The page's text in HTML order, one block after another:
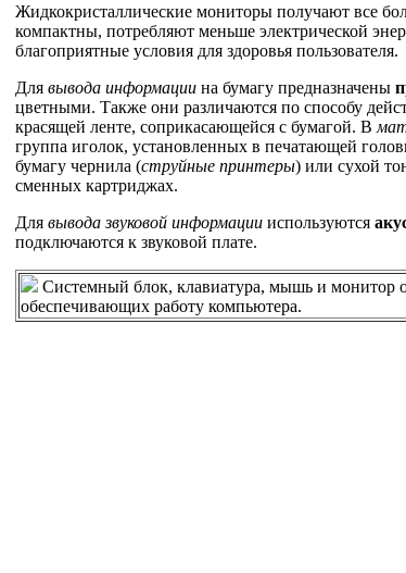
Жидкокристаллические мониторы получают все
компактны, потребляют меньше электрической
благоприятные условия для здоровья пользователя.
Для вывода информации на бумагу предназначены
цветными. Также они различаются по способу
красящей ленте, соприкасающейся с бумагой. В
группа иголок, установленных в печатающей
бумагу чернила (струйные принтеры) или сухой
сменных картриджах.
Для вывода звуковой информации используются
подключаются к звуковой плате.
Системный блок, клавиатура, мышь и монитор
обеспечивающих работу компьютера.